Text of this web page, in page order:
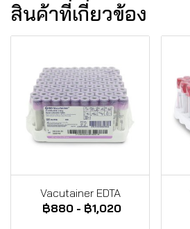
สินค้าที่เกี่ยวข้อง
Vacutainer EDTA
฿880 - ฿1,020